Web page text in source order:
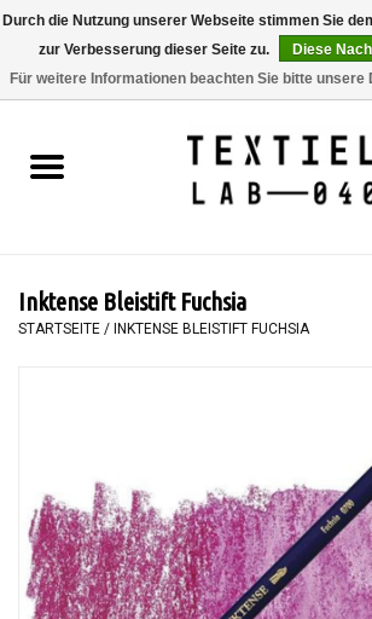
BÜCHER
MALEN
SPECIALS
WERKZEUGE
Inktense Bleistift Fuchsia
STARTSEITE / INKTENSE BLEISTIFT FUCHSIA
Durch die Nutzung unserer Webseite stimmen Sie
zur Verbesserung dieser Seite zu.
Diese
Für weitere Informationen beachten Sie bitte unsere